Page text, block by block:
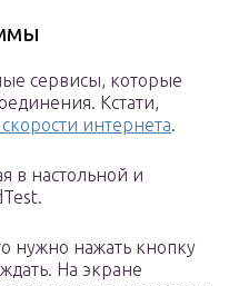
сервисы, которые
Кстати,
скорости интернета.
в настольной и
нужно нажать кнопку
На экране